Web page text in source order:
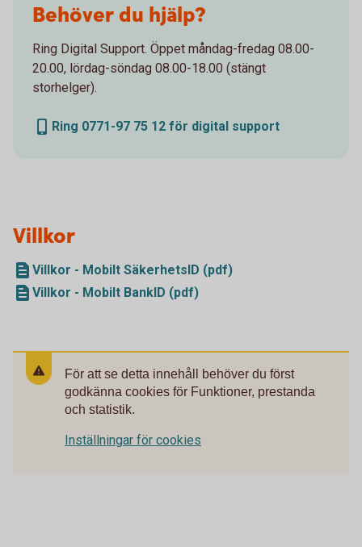
Behöver du hjälp?
Ring Digital Support. Öppet måndag-fredag 08.00-
20.00, lördag-söndag 08.00-18.00 (stängt
storhelger).
Ring 0771-97 75 12 för digital support
Villkor
Villkor - Mobilt SäkerhetsID (pdf)
Villkor - Mobilt BankID (pdf)
För att se detta innehåll behöver du först
godkänna cookies för Funktioner, prestanda
och statistik.
Inställningar för cookies